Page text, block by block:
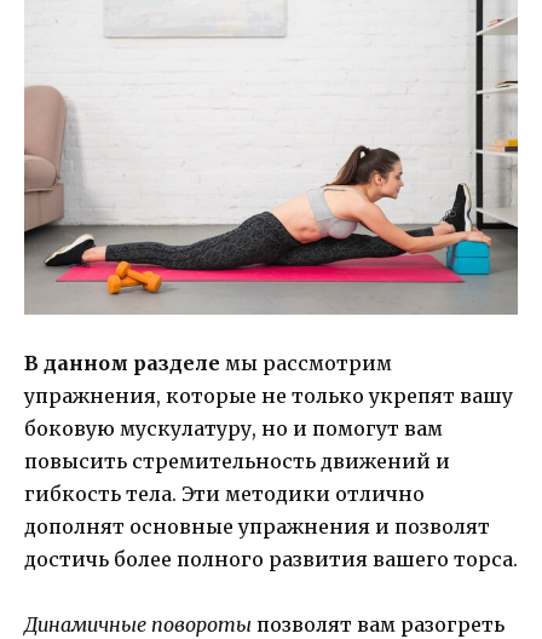
В данном разделе мы рассмотрим
упражнения, которые не только укрепят вашу
боковую мускулатуру, но и помогут вам
повысить стремительность движений и
гибкость тела. Эти методики отлично
дополнят основные упражнения и позволят
достичь более полного развития вашего торса.
Динамичные повороты позволят вам разогреть